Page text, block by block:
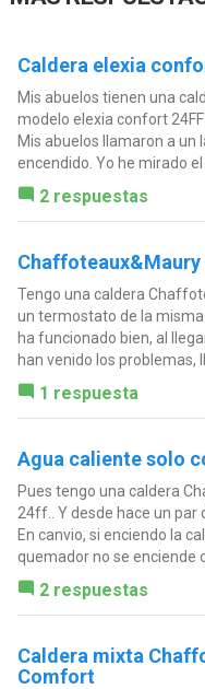
Caldera elexia
Mis abuelos tienen una
modelo elexia confort
Mis abuelos llamaron a un
encendido. Yo he mirado el
2 respuestas
Tengo una caldera
un termostato de la
ha funcionado bien, al
han venido los problemas,
1 respuesta
Agua caliente solo
Pues tengo una caldera
24ff.. Y desde hace un par
En canvio, si enciendo la
quemador no se enciende
2 respuestas
Caldera mixta
Comfort